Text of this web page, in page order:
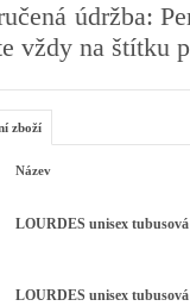
údržba:
vždy na štítku
zboží
Název
LOURDES unisex
LOURDES unisex